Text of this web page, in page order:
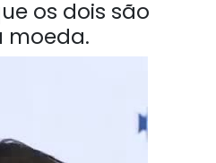
os dois são
moeda.